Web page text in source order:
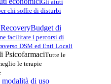
Gli aiuti
chi soffre di disturbi
Budget di
facilitare i percorsi di
DSM ed Enti Locali
PsicofarmaciTutte le
le terapie
di uso